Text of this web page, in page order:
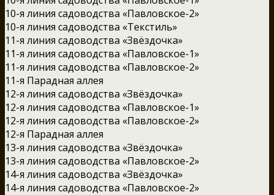
10-я линия садоводства «Павловское-2»
10-я линия садоводства «Текстиль»
11-я линия садоводства «Звёздочка»
11-я линия садоводства «Павловское-1»
11-я линия садоводства «Павловское-2»
11-я Парадная аллея
12-я линия садоводства «Звёздочка»
12-я линия садоводства «Павловское-1»
12-я линия садоводства «Павловское-2»
12-я Парадная аллея
13-я линия садоводства «Звёздочка»
13-я линия садоводства «Павловское-2»
14-я линия садоводства «Звёздочка»
14-я линия садоводства «Павловское-2»